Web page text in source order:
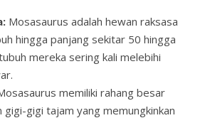
Mosasaurus adalah hewan raksasa
hingga panjang sekitar 50 hingga
mereka sering kali melebihi
memiliki rahang besar
gigi-gigi tajam yang memungkinkan